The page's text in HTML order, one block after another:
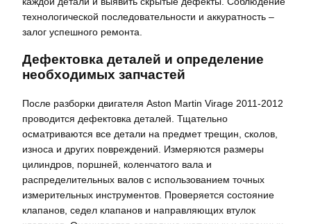
технологической последовательности и аккуратность –
залог успешного ремонта.
Дефектовка деталей и определение
необходимых запчастей
После разборки двигателя Aston Martin Virage 2011-2012
проводится дефектовка деталей. Тщательно
осматриваются все детали на предмет трещин, сколов,
износа и других повреждений. Измеряются размеры
цилиндров, поршней, коленчатого вала и
распределительных валов с использованием точных
измерительных инструментов. Проверяется состояние
клапанов, седел клапанов и направляющих втулок